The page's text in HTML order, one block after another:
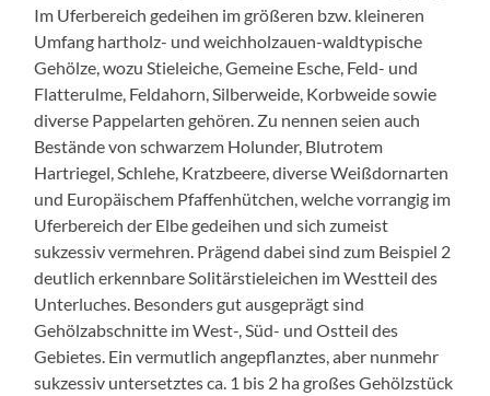
Im Uferbereich gedeihen im größeren bzw. kleineren
Umfang hartholz- und weichholzauen-waldtypische
Gehölze, wozu Stieleiche, Gemeine Esche, Feld- und
Flatterulme, Feldahorn, Silberweide, Korbweide sowie
diverse Pappelarten gehören. Zu nennen seien auch
Bestände von schwarzem Holunder, Blutrotem
Hartriegel, Schlehe, Kratzbeere, diverse Weißdornarten
und Europäischem Pfaffenhütchen, welche vorrangig im
Uferbereich der Elbe gedeihen und sich zumeist
sukzessiv vermehren. Prägend dabei sind zum Beispiel 2
deutlich erkennbare Solitärstieleichen im Westteil des
Unterluches. Besonders gut ausgeprägt sind
Gehölzabschnitte im West-, Süd- und Ostteil des
Gebietes. Ein vermutlich angepflanztes, aber nunmehr
sukzessiv untersetztes ca. 1 bis 2 ha großes Gehölzstück